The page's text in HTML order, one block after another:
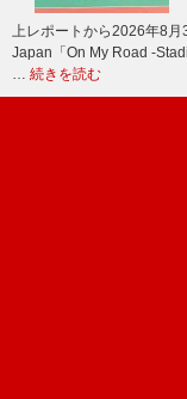
上レポートから2026年8
Japan「On My Road -
… 続きを読む